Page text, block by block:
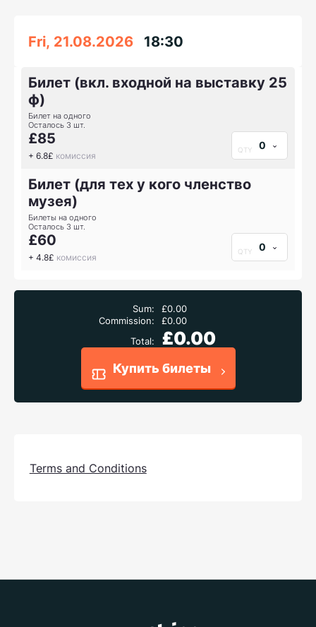
Fri, 21.08.2026 18:30
Билет (вкл. входной на выставку 25
ф)
Билет на одного
Осталось 3 шт.
£85
+ 6.8£ комиссия
0
Билет (для тех у кого членство
музея)
Билеты на одного
Осталось 3 шт.
£60
+ 4.8£ комиссия
0
Sum:
£0.00
Сommission:
£0.00
Total:
£0.00
Купить билеты
Terms and Conditions